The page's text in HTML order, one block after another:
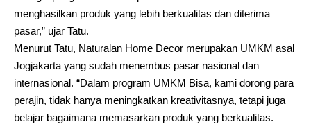
menghasilkan produk yang lebih berkualitas dan diterima
pasar,” ujar Tatu.
Menurut Tatu, Naturalan Home Decor merupakan UMKM asal
Jogjakarta yang sudah menembus pasar nasional dan
internasional. “Dalam program UMKM Bisa, kami dorong para
perajin, tidak hanya meningkatkan kreativitasnya, tetapi juga
belajar bagaimana memasarkan produk yang berkualitas.